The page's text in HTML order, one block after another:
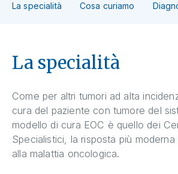
La specialità Cosa curiamo
La specialità
Come per altri tumori ad alta
cura del paziente con tumore del
modello di cura EOC è quello dei
Specialistici, la risposta più
alla malattia oncologica.